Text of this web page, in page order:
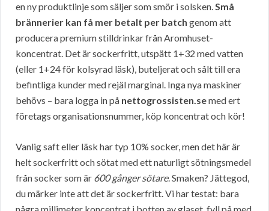
en ny produktlinje som säljer som smör i solsken.Små
brännerier kan få mer betalt per batch genom att
producera premium stilldrinkar från Aromhuset-
koncentrat. Det är sockerfritt, utspätt 1+32 med vatten
(eller 1+24 för kolsyrad läsk), buteljerat och sålt till era
befintliga kunder med rejäl marginal. Inga nya maskiner
behövs – bara logga in på nettogrossisten.semed ert
företags organisationsnummer, köp koncentrat och kör!
Vanlig saft eller läsk har typ 10% socker, men det här är
helt sockerfritt och sötat med ett naturligt sötningsmedel
från socker som är 600 gånger sötare. Smaken? Jättegod,
du märker inte att det är sockerfritt. Vi har testat: bara